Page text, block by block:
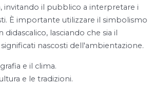
invitando il pubblico a interpretare i
È importante utilizzare il simbolismo
lasciando che sia il
nascosti dell'ambientazione.
e il clima.
e le tradizioni.